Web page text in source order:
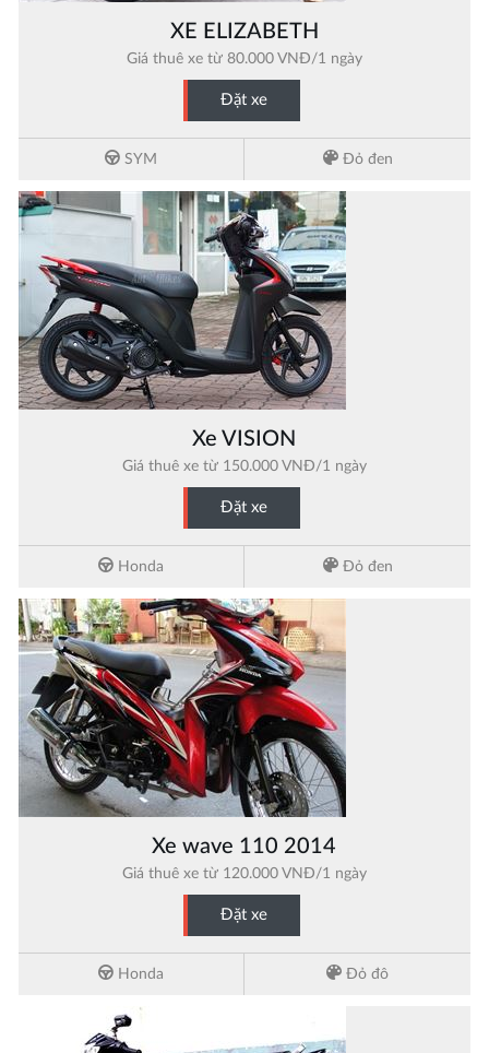
XE ELIZABETH
Giá thuê xe từ 80.000 VNĐ/1 ngày
Đặt xe
SYM Đỏ đen
Xe VISION
Giá thuê xe từ 150.000 VNĐ/1 ngày
Đặt xe
Honda Đỏ đen
Xe wave 110 2014
Giá thuê xe từ 120.000 VNĐ/1 ngày
Đặt xe
Honda Đỏ đô